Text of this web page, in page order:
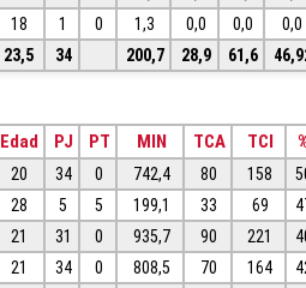
18 1 0 1,3 0,0 0,0
0,0
23,5 34 200,7 28,9 61,6
Edad PJ PT MIN TCA TCI
20 34 0 742,4 80 158
28 5 5 199,1 33 69
21 31 0 935,7 90 221
21 34 0 808,5 70 164